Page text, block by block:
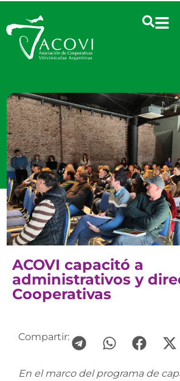
ACOVI capacitó a
administrativos y
Cooperativas
Compartir:
En el marco del programa de